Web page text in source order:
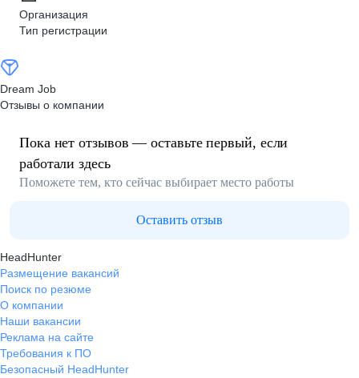
Организация
Тип регистрации
Dream Job
Отзывы о компании
Пока нет отзывов — оставьте первый, если
работали здесь
Поможете тем, кто сейчас выбирает место работы
Оставить отзыв
HeadHunter
Размещение вакансий
Поиск по резюме
О компании
Наши вакансии
Реклама на сайте
Требования к ПО
Безопасный HeadHunter